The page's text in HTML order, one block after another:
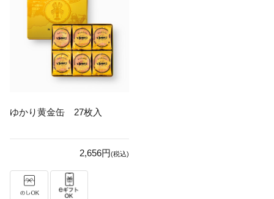
ゆかり黄金缶 27枚入
2,656円(税込)